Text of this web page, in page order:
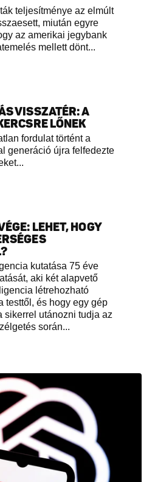
teljesítménye az elmúlt
miután egyre
az amerikai jegybank
mellett dönt...
VISSZATÉR: A
LŐNEK
fordulat történt a
generáció újra felfedezte
LEHET, HOGY
kutatása 75 éve
aki két alapvető
létrehozható
testtől, és hogy egy gép
sikerrel utánozni tudja az
során...